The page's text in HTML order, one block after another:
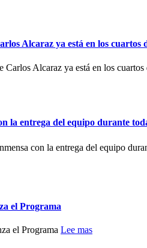
Alcaraz ya está en los cuartos
Alcaraz ya está en los
entrega del equipo durante
con la entrega del equipo
el Programa
el Programa Lee mas